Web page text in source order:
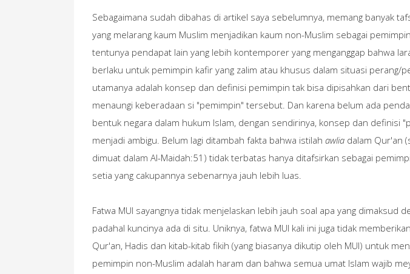
Sebagaimana sudah dibahas di artikel saya sebelumnya, memang banyak
yang melarang kaum Muslim menjadikan kaum non-Muslim sebagai
tentunya pendapat lain yang lebih kontemporer yang menganggap bahwa
berlaku untuk pemimpin kafir yang zalim atau khusus dalam situasi perang/
utamanya adalah konsep dan definisi pemimpin tak bisa dipisahkan dari
menaungi keberadaan si "pemimpin" tersebut. Dan karena belum ada
bentuk negara dalam hukum Islam, dengan sendirinya, konsep dan definisi
menjadi ambigu. Belum lagi ditambah fakta bahwa istilah awlia dalam Qur'an
dimuat dalam Al-Maidah:51) tidak terbatas hanya ditafsirkan sebagai
setia yang cakupannya sebenarnya jauh lebih luas.
Fatwa MUI sayangnya tidak menjelaskan lebih jauh soal apa yang dimaksud
padahal kuncinya ada di situ. Uniknya, fatwa MUI kali ini juga tidak
Qur'an, Hadis dan kitab-kitab fikih (yang biasanya dikutip oleh MUI) untuk
pemimpin non-Muslim adalah haram dan bahwa semua umat Islam wajib